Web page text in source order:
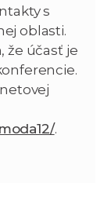
s
oblasti.
že účasť je
.